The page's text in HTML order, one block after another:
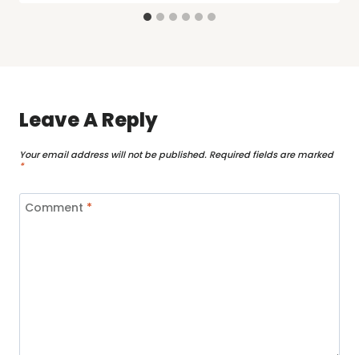
Leave A Reply
Your email address will not be published. Required fields are marked
*
Comment *